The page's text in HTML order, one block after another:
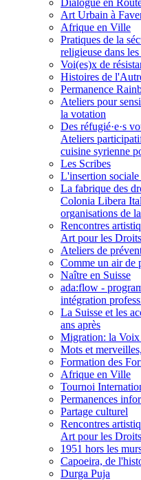
Art Urbain à
Afrique en Ville
Pratiques de la
religieuse dans
Voi(es)x de
Histoires de
Permanence
Ateliers pour
la votation
Des réfugié·e·s
Ateliers
cuisine syrienne
Les Scribes
L'insertion
La fabrique des
Colonia Libera
organisations de
Rencontres
Art pour les
Ateliers de
Comme un air de
Naître en Suisse
ada:flow -
intégration
La Suisse et les
ans après
Migration: la Voix
Mots et
Formation des
Afrique en Ville
Tournoi
Permanences
Partage culturel
Rencontres
Art pour les
1951 hors les
Capoeira, de
Durga Puja